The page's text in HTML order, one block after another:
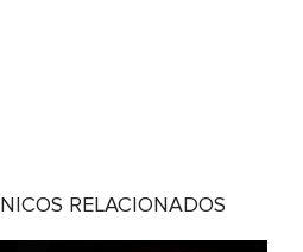
RELACIONADOS